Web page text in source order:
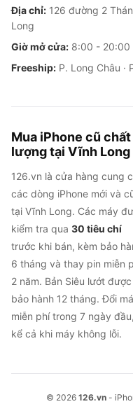
Địa chỉ: 126 đường 2
Long
Giờ mở cửa: 8:00 - 20:00
Freeship: P. Long Châu ·
Mua iPhone cũ chất
lượng tại Vĩnh Long
126.vn là cửa hàng cung
các dòng iPhone mới và
tại Vĩnh Long. Các máy
kiểm tra qua 30 tiêu chí
trước khi bán, kèm bảo
6 tháng và thay pin miễn
2 năm. Bản Siêu lướt được
bảo hành 12 tháng. Đổi
miễn phí trong 7 ngày đầu,
kể cả khi máy không lỗi.
© 2026 126.vn-